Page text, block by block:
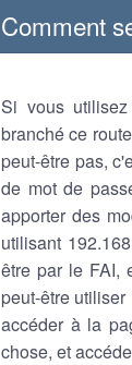
Comment
Si vous
branché ce
peut-être pas,
de mot de
apporter des
utilisant
être par le FAI,
peut-être utiliser
accéder à la
chose, et